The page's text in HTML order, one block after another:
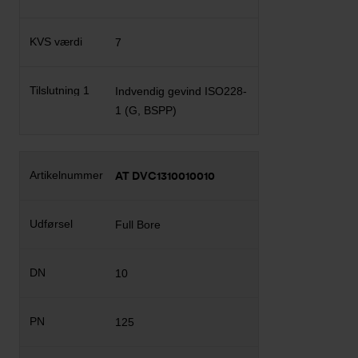
7
Indvendig gevind ISO228-
1 (G, BSPP)
AT DVC1310010010
Full Bore
10
125